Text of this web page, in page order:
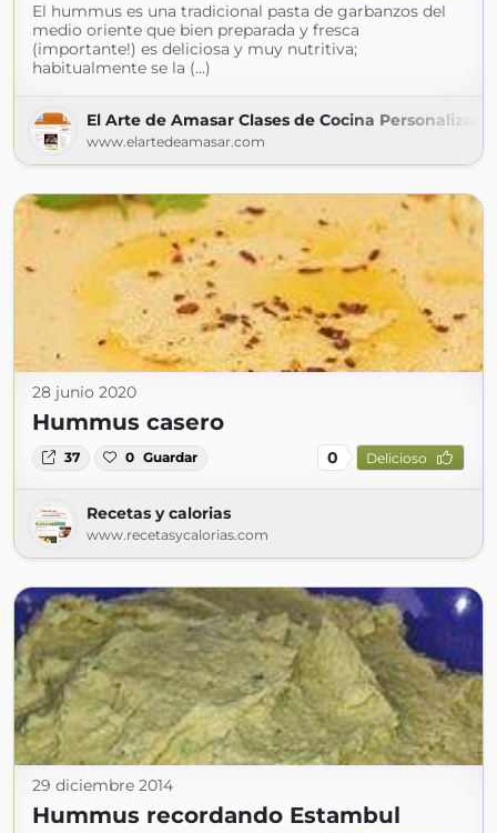
El hummus es una tradicional pasta de garbanzos del
medio oriente que bien preparada y fresca
(importante!) es deliciosa y muy nutritiva;
habitualmente se la (...)
El Arte de Amasar Clases de Cocina
www.elartedeamasar.com
28 junio 2020
Hummus casero
37 0 Guardar 0 Delicioso
Recetas y calorias
www.recetasycalorias.com
29 diciembre 2014
Hummus recordando Estambul